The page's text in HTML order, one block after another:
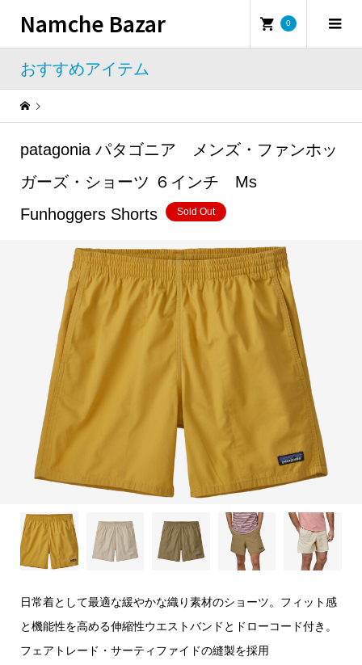
Namche Bazar 0
おすすめアイテム
patagonia パタゴニア メンズ・ファンホッ
ガーズ・ショーツ ６インチ Ms
Funhoggers Shorts
Sold Out
日常着として最適な緩やかな織り素材のショーツ。フィット感
と機能性を高める伸縮性ウエストバンドとドローコード付き。
フェアトレード・サーティファイドの縫製を採用